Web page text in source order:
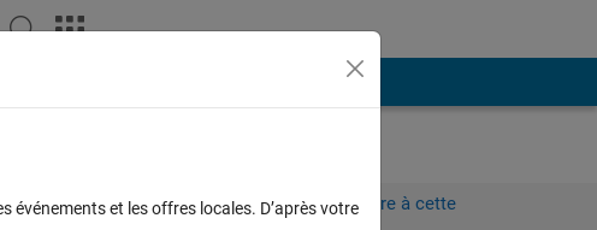
Connectez-vous pour répondre à cette
et les offres locales. D’après votre